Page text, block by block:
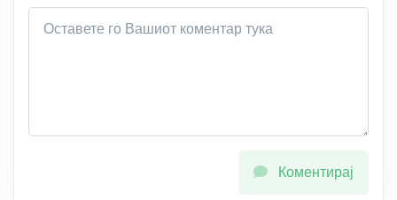
Коментирај